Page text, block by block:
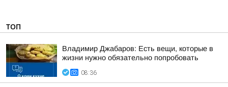
ТОП
Владимир Джабаров: Есть вещи, которые в
жизни нужно обязательно попробовать
08:36